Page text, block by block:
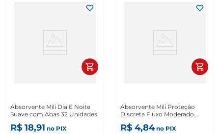
Absorvente Mili Dia E Noite
Suave com Abas 32 Unidades
R$ 18,91 no PIX
Absorvente Mili Proteção
Discreta Fluxo Moderado
Absorvente Suave com Abas
24 Unidades
R$ 4,84no PIX